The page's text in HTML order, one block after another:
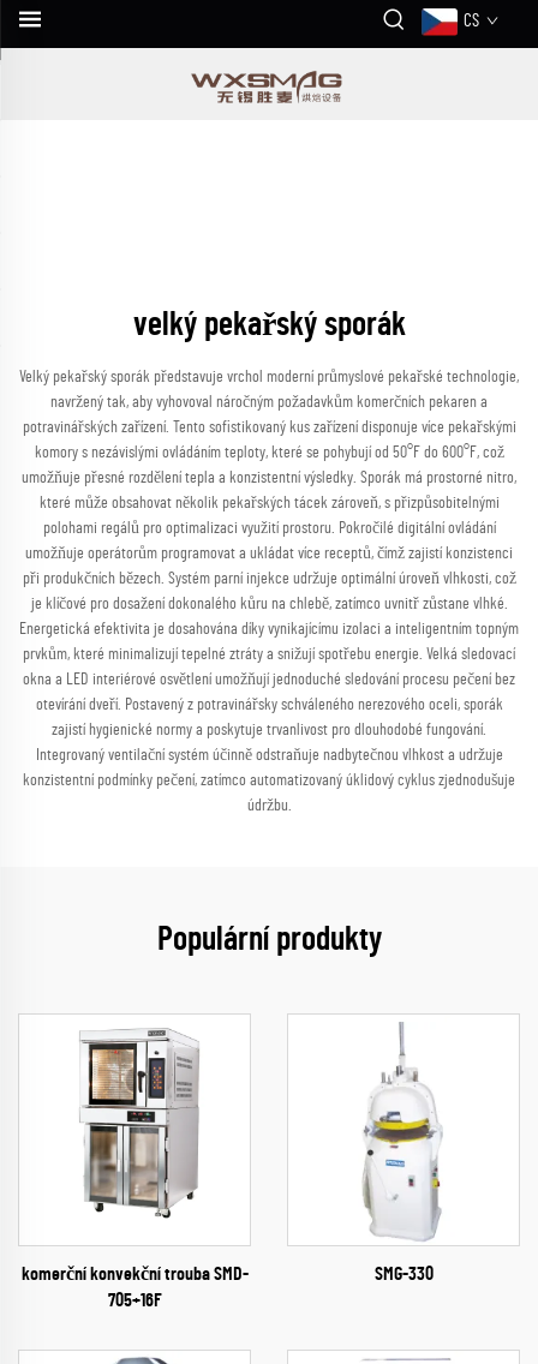
CS
velký pekařský sporák
Velký pekařský sporák představuje vrchol moderní průmyslové pekařské technologie,
navržený tak, aby vyhovoval náročným požadavkům komerčních pekaren a
potravinářských zařízení. Tento sofistikovaný kus zařízení disponuje více pekařskými
komory s nezávislými ovládáním teploty, které se pohybují od 50°F do 600°F, což
umožňuje přesné rozdělení tepla a konzistentní výsledky. Sporák má prostorné nitro,
které může obsahovat několik pekařských tácek zároveň, s přizpůsobitelnými
polohami regálů pro optimalizaci využití prostoru. Pokročilé digitální ovládání
umožňuje operátorům programovat a ukládat více receptů, čímž zajistí konzistenci
při produkčních bězech. Systém parní injekce udržuje optimální úroveň vlhkosti, což
je klíčové pro dosažení dokonalého kůru na chlebě, zatímco uvnitř zůstane vlhké.
Energetická efektivita je dosahována díky vynikajícímu izolaci a inteligentním topným
prvkům, které minimalizují tepelné ztráty a snižují spotřebu energie. Velká sledovací
okna a LED interiérové osvětlení umožňují jednoduché sledování procesu pečení bez
otevírání dveří. Postavený z potravinářsky schváleného nerezového oceli, sporák
zajistí hygienické normy a poskytuje trvanlivost pro dlouhodobé fungování.
Integrovaný ventilační systém účinně odstraňuje nadbytečnou vlhkost a udržuje
konzistentní podmínky pečení, zatímco automatizovaný úklidový cyklus zjednodušuje
údržbu.
Populární produkty
komerční konvekční trouba SMD-
705+16F
SMG-330